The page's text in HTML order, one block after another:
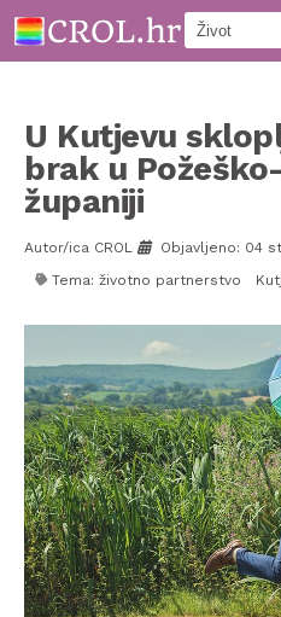
U Kutjevu
brak u
županiji
Autor/ica CROL
Objavljeno: 04
Tema: životno partnerstvo